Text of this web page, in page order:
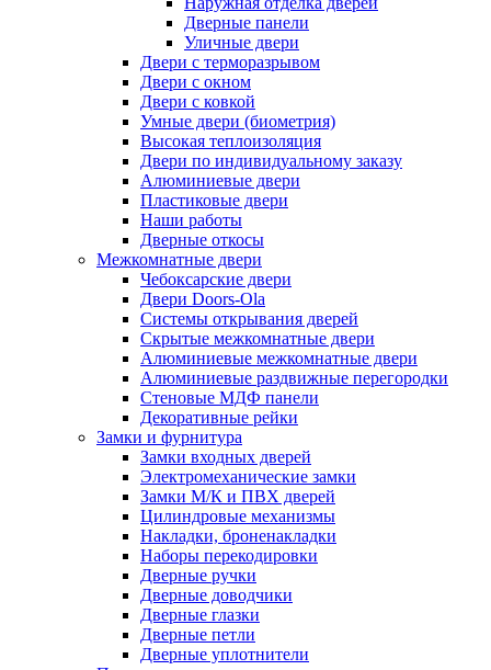
Дверные панели
Уличные двери
Двери с терморазрывом
Двери с окном
Двери с ковкой
Умные двери (биометрия)
Высокая теплоизоляция
Двери по индивидуальному заказу
Алюминиевые двери
Пластиковые двери
Наши работы
Дверные откосы
Межкомнатные двери
Чебоксарские двери
Двери Doors-Ola
Системы открывания дверей
Скрытые межкомнатные двери
Алюминиевые межкомнатные двери
Алюминиевые раздвижные перегородки
Стеновые МДФ панели
Декоративные рейки
Замки и фурнитура
Замки входных дверей
Электромеханические замки
Замки М/К и ПВХ дверей
Цилиндровые механизмы
Накладки, броненакладки
Наборы перекодировки
Дверные ручки
Дверные доводчики
Дверные глазки
Дверные петли
Дверные уплотнители